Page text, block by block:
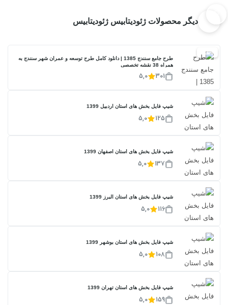
دیگر محصولات ژئودیتابیس ژئودیتابیس
20%
طرح جامع سنندج 1385 | دانلود کامل طرح توسعه و عمران شهر سنندج به
همراه 38 نقشه تخصصی
301
5,0
شیپ فایل بخش های استان اردبیل 1399
125
5,0
شیپ فایل بخش های استان اصفهان 1399
137
5,0
شیپ فایل بخش های استان البرز 1399
116
5,0
شیپ فایل بخش های استان بوشهر 1399
108
5,0
شیپ فایل بخش های استان تهران 1399
159
5,0